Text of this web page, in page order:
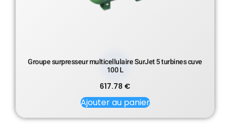
Groupe surpresseur multicellulaire SurJet 5 turbines cuve
100 L
617.78 €
Ajouter au panier